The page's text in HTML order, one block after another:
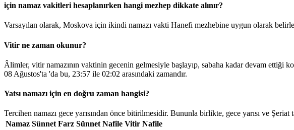
için namaz vakitleri hesaplanırken hangi mezhep dikkate alınır?
Varsayılan olarak, Moskova için ikindi namazı vakti Hanefi mezhebine uygun olarak
Vitir ne zaman okunur?
Âlimler, vitir namazının vaktinin gecenin gelmesiyle başlayıp, sabaha kadar devam ettiği
08 Ağustos'ta 'da bu, 23:57 ile 02:02 arasındaki zamandır.
Yatsı namazı için en doğru zaman hangisi?
Tercihen namazı gece yarısından önce bitirilmesidir. Bununla birlikte, gece yarısı ve
Namaz Sünnet Farz Sünnet Nafile Vitir Nafile